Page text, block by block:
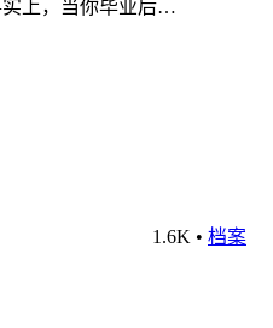
上，当你毕业后…
1.6K • 档案